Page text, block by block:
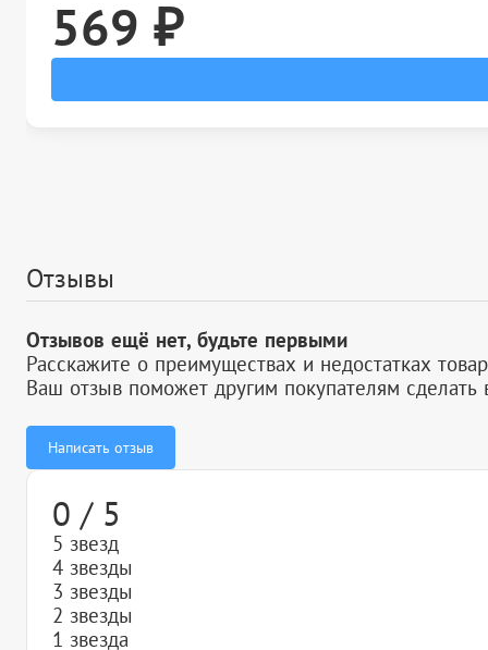
569 ₽
Отзывы
Отзывов ещё нет, будьте первыми
Расскажите о преимуществах и недостатках
Ваш отзыв поможет другим покупателям сделать
Написать отзыв
0 / 5
5 звезд
4 звезды
3 звезды
2 звезды
1 звезда